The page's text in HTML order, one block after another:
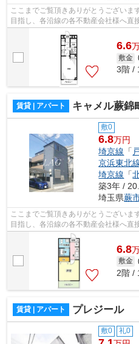
ここまでご覧頂きありがとうございま
目指し、各沿線の各不動産会社様へ直
様へ提供しております！最新の情報は...
6.6
敷金
3階 /
賃貸 | アパート キャメル蕨錦町
敷0
6.8万円
埼京線 「
京浜東北
埼京線 「
築3年 /
埼玉県蕨
ここまでご覧頂きありがとうございま
目指し、各沿線の各不動産会社様へ直
様へ提供しております！最新の情報は...
6.8
敷金
2階 /
賃貸 | アパート プレジール
敷0 礼0